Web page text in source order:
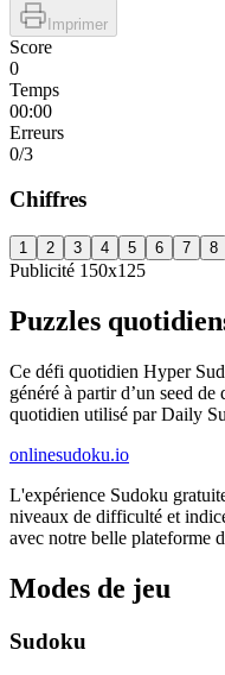
Imprimer
Score
0
Temps
00:00
Erreurs
0/3
Chiffres
1 2 3 4 5 6 7 8
Publicité 150x125
Puzzles
Ce défi quotidien Hyper
généré à partir d’un seed
quotidien utilisé par Daily
onlinesudoku.io
L'expérience Sudoku
niveaux de difficulté et
avec notre belle plateforme
Modes de jeu
Sudoku